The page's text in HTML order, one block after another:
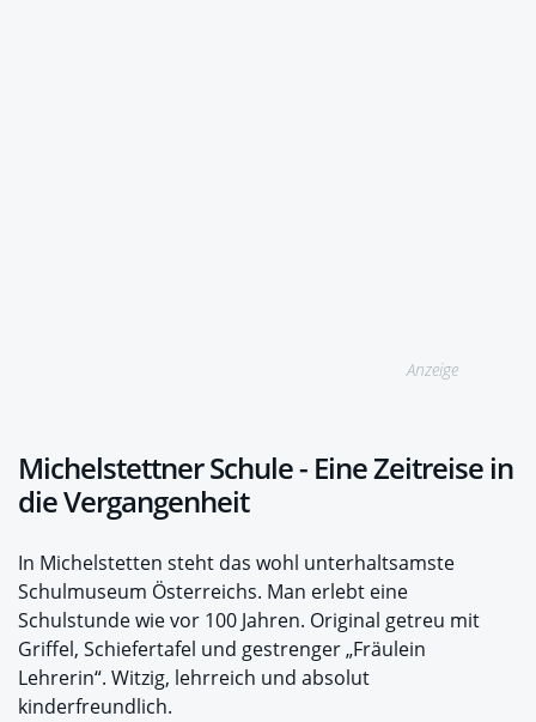
Anzeige
Michelstettner Schule - Eine Zeitreise in
die Vergangenheit
In Michelstetten steht das wohl unterhaltsamste
Schulmuseum Österreichs. Man erlebt eine
Schulstunde wie vor 100 Jahren. Original getreu mit
Griffel, Schiefertafel und gestrenger „Fräulein
Lehrerin“. Witzig, lehrreich und absolut
kinderfreundlich.